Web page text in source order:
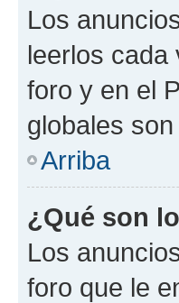
Los
leerlos cada
foro y en el
globales
Arriba
¿Qué son
Los
foro que le